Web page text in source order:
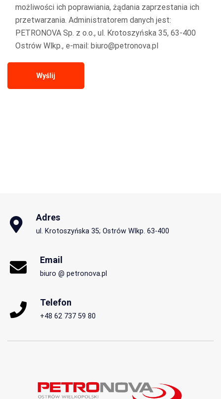
możliwości ich poprawiania, żądania zaprzestania ich
przetwarzania. Administratorem danych jest:
PETRONOVA Sp. z o.o., ul. Krotoszyńska 35, 63-400
Ostrów Wlkp., e-mail: biuro@petronova.pl
Adres
ul. Krotoszyńska 35; Ostrów Wlkp. 63-400
Email
biuro @ petronova.pl
Telefon
+48 62 737 59 80